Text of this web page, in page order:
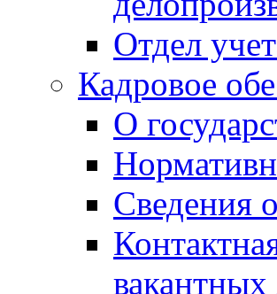
Отдел
Кадровое
О
Сведения